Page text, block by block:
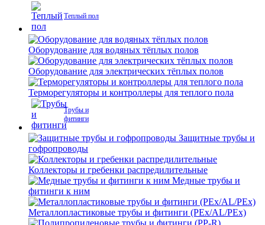
Теплый пол
Оборудование для водяных тёплых полов
Оборудование для электрических тёплых полов
Терморегуляторы и контроллеры для теплого пола
Трубы и
фитинги
Защитные трубы и
гофропроводы
Коллекторы и гребенки распредилительные
Медные трубы и
фитинги к ним
Металлопластиковые трубы и фитинги (PEx/AL/PEx)